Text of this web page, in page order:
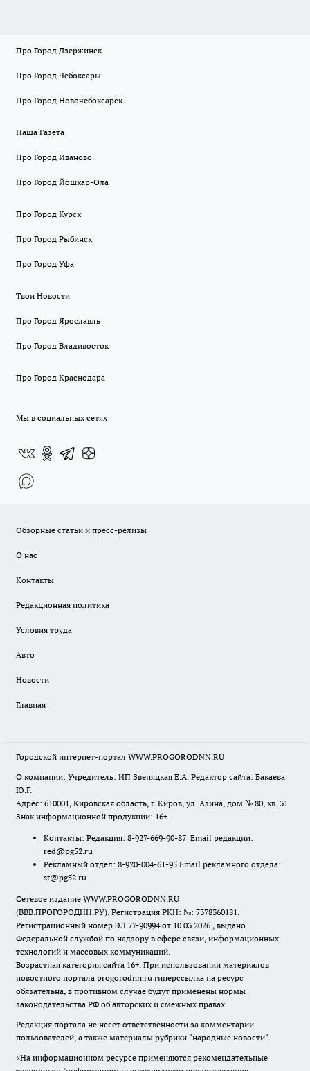
Про Город Дзержинск
Про Город Чебоксары
Про Город Новочебоксарск
Наша Газета
Про Город Иваново
Про Город Йошкар-Ола
Про Город Курск
Про Город Рыбинск
Про Город Уфа
Твои Новости
Про Город Ярославль
Про Город Владивосток
Про Город Краснодара
Мы в социальных сетях
Обзорные статьи и пресс-релизы
О нас
Контакты
Редакционная политика
Условия труда
Авто
Новости
Главная
Городской интернет-портал WWW.PROGORODNN.RU
О компании: Учредитель: ИП Звеняцкая Е.А. Редактор сайта: Бакаева
Ю.Г.
Адрес: 610001, Кировская область, г. Киров, ул. Азина, дом № 80, кв. 31
Знак информационной продукции: 16+
Контакты: Редакция: 8-927-669-90-87 Email редакции:
red@pg52.ru
Рекламный отдел: 8-920-004-61-95 Email рекламного отдела:
st@pg52.ru
Сетевое издание WWW.PROGORODNN.RU
(ВВВ.ПРОГОРОДНН.РУ). Регистрация РКН: №: 7378360181.
Регистрационный номер ЭЛ 77-90994 от 10.03.2026., выдано
Федеральной службой по надзору в сфере связи, информационных
технологий и массовых коммуникаций.
Возрастная категория сайта 16+. При использовании материалов
новостного портала progorodnn.ru гиперссылка на ресурс
обязательна, в противном случае будут применены нормы
законодательства РФ об авторских и смежных правах.
Редакция портала не несет ответственности за комментарии
пользователей, а также материалы рубрики "народные новости".
«На информационном ресурсе применяются рекомендательные